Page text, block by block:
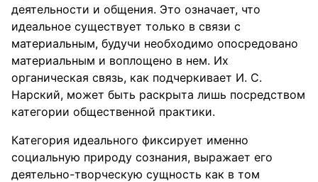
деятельности и общения. Это означает, что
идеальное существует только в связи с
материальным, будучи необходимо опосредовано
материальным и воплощено в нем. Их
органическая связь, как подчеркивает И. С.
Нарский, может быть раскрыта лишь посредством
категории общественной практики.
Категория идеального фиксирует именно
социальную природу сознания, выражает его
деятельно-творческую сущность как в том